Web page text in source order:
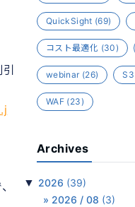
QuickSight (69)
コスト最適化 (30)
webinar(26) S3
WAF (23)
Archives
▼ 2026 (39)
2026 / 08 (3)